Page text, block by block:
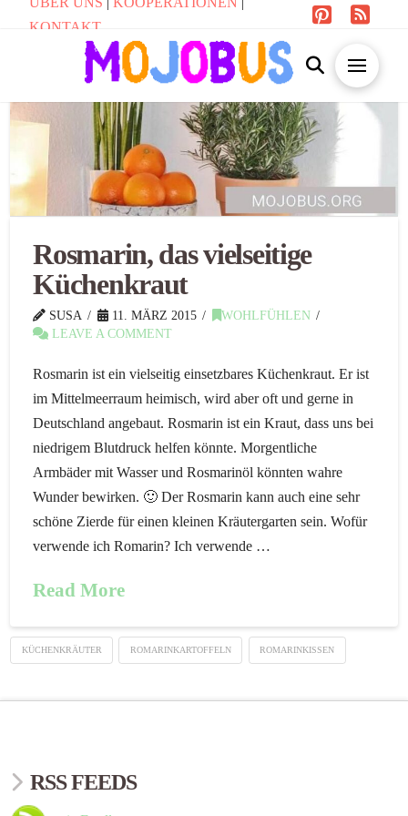
KONTAKT
Rosmarin, das vielseitige
Küchenkraut
SUSA 11. MÄRZ 2015
WOHLFÜHLEN
LEAVE A COMMENT
Rosmarin ist ein vielseitig einsetzbares Küchenkraut. Er ist
im Mittelmeerraum heimisch, wird aber oft und gerne in
Deutschland angebaut. Rosmarin ist ein Kraut, dass uns bei
niedrigem Blutdruck helfen könnte. Morgentliche
Armbäder mit Wasser und Rosmarinöl könnten wahre
Wunder bewirken. 🙂 Der Rosmarin kann auch eine sehr
schöne Zierde für einen kleinen Kräutergarten sein. Wofür
verwende ich Romarin? Ich verwende …
Read More
KÜCHENKRÄUTER ROMARINKARTOFFELN ROMARINKISSEN
RSS FEEDS